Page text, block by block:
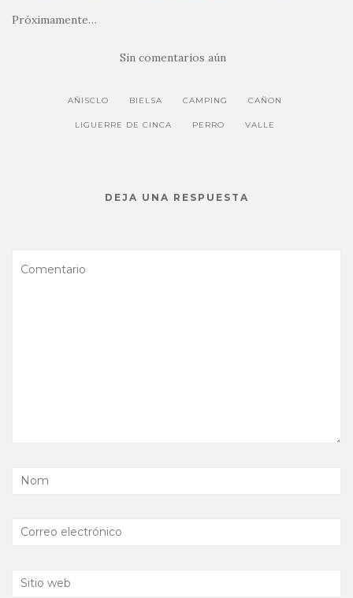
Próximamente…
Sin comentarios aún
AÑISCLO BIELSA CAMPING CAÑON
LIGUERRE DE CINCA PERRO VALLE
DEJA UNA RESPUESTA